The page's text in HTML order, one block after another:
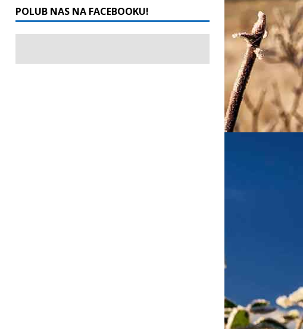
POLUB NAS NA FACEBOOKU!